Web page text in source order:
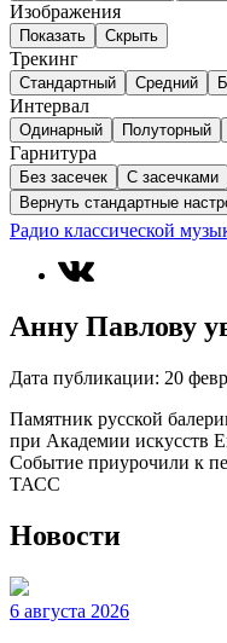
Изображения
Показать Скрыть
Трекинг
Стандартный Средний
Интервал
Одинарный Полуторный
Гарнитура
Без засечек
С засечками
Вернуть стандартные
Радио классической
Анну Павлову
Дата публикации: 20
Памятник русской
при Академии искусств
Событие приурочили к
ТАСС
Новости
6 августа 2026